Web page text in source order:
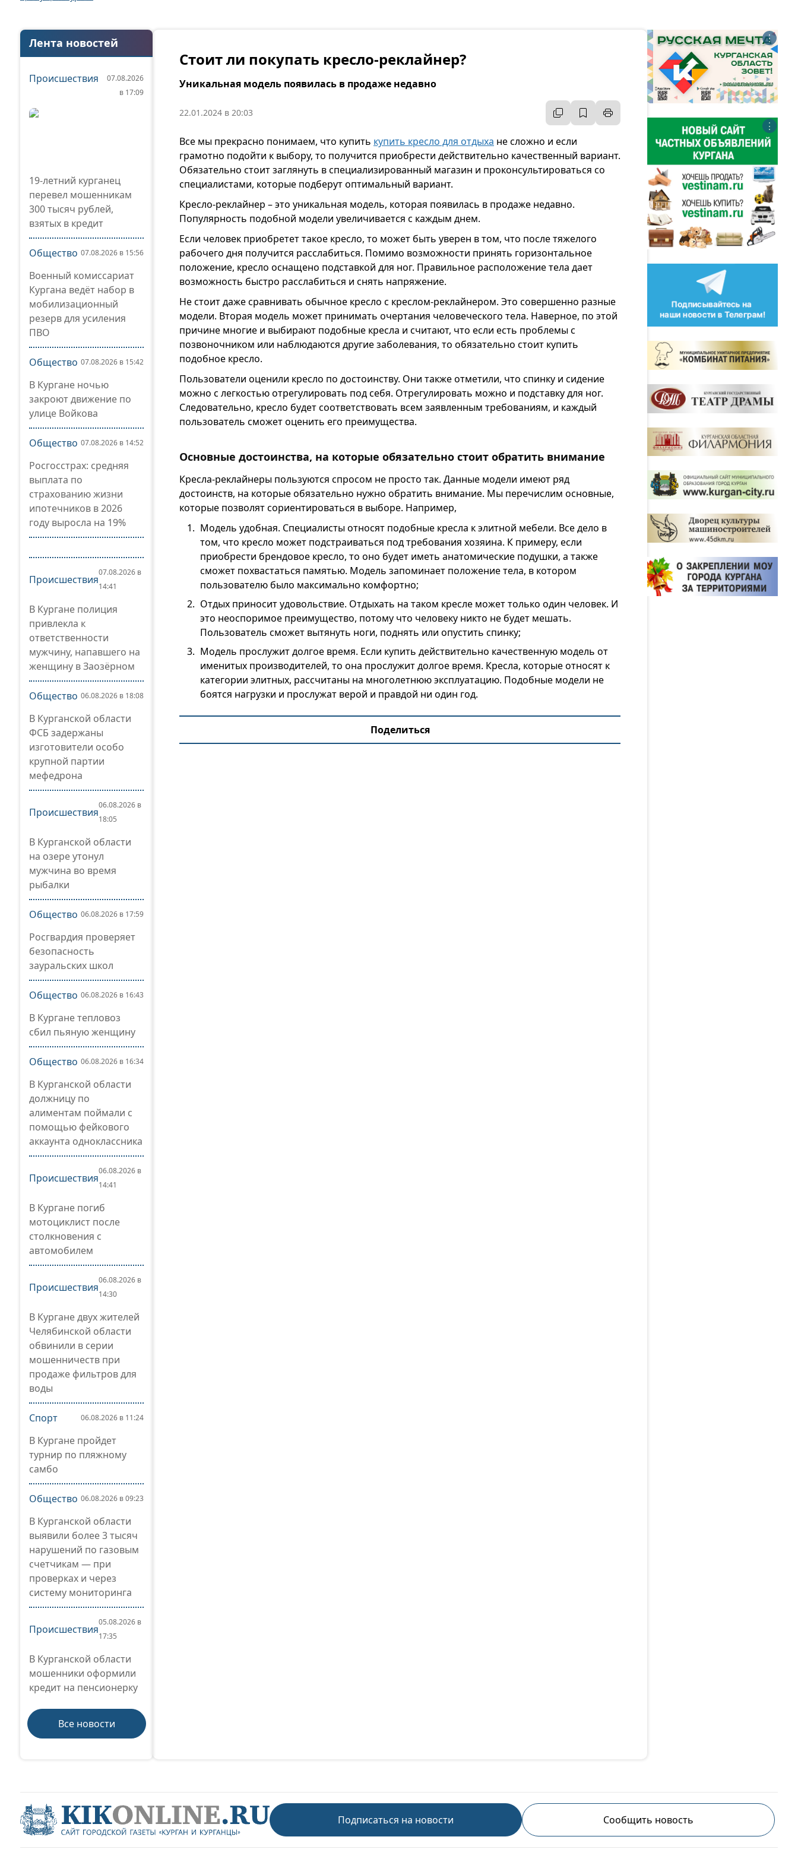
Лента новостей
Происшествия
07.08.2026
в 17:09
19-летний курганец
перевел мошенникам
300 тысяч рублей,
взятых в кредит
Общество 07.08.2026 в 15:56
Военный комиссариат
Кургана ведёт набор в
мобилизационный
резерв для усиления
ПВО
Общество 07.08.2026 в 15:42
В Кургане ночью
закроют движение по
улице Войкова
Общество 07.08.2026 в 14:52
Росгосстрах: средняя
выплата по
страхованию жизни
ипотечников в 2026
году выросла на 19%
Происшествия
07.08.2026 в
14:41
В Кургане полиция
привлекла к
ответственности
мужчину, напавшего на
женщину в Заозёрном
Общество 06.08.2026 в 18:08
В Курганской области
ФСБ задержаны
изготовители особо
крупной партии
мефедрона
Происшествия
06.08.2026 в
18:05
В Курганской области
на озере утонул
мужчина во время
рыбалки
Общество 06.08.2026 в 17:59
Росгвардия проверяет
безопасность
зауральских школ
Общество 06.08.2026 в 16:43
В Кургане тепловоз
сбил пьяную женщину
Общество 06.08.2026 в 16:34
В Курганской области
должницу по
алиментам поймали с
помощью фейкового
аккаунта одноклассника
Происшествия
06.08.2026 в
14:41
В Кургане погиб
мотоциклист после
столкновения с
автомобилем
Происшествия
06.08.2026 в
14:30
В Кургане двух жителей
Челябинской области
обвинили в серии
мошенничеств при
продаже фильтров для
воды
Спорт 06.08.2026 в 11:24
В Кургане пройдет
турнир по пляжному
самбо
Общество 06.08.2026 в 09:23
В Курганской области
выявили более 3 тысяч
нарушений по газовым
счетчикам — при
проверках и через
систему мониторинга
Происшествия
05.08.2026 в
17:35
В Курганской области
мошенники оформили
кредит на пенсионерку
Все новости
Стоит ли покупать кресло-реклайнер?
Уникальная модель появилась в продаже недавно
22.01.2024 в 20:03
Все мы прекрасно понимаем, что купить купить кресло для отдыха не сложно и если
грамотно подойти к выбору, то получится приобрести действительно качественный вариант.
Обязательно стоит заглянуть в специализированный магазин и проконсультироваться со
специалистами, которые подберут оптимальный вариант.
Кресло-реклайнер – это уникальная модель, которая появилась в продаже недавно.
Популярность подобной модели увеличивается с каждым днем.
Если человек приобретет такое кресло, то может быть уверен в том, что после тяжелого
рабочего дня получится расслабиться. Помимо возможности принять горизонтальное
положение, кресло оснащено подставкой для ног. Правильное расположение тела дает
возможность быстро расслабиться и снять напряжение.
Не стоит даже сравнивать обычное кресло с креслом-реклайнером. Это совершенно разные
модели. Вторая модель может принимать очертания человеческого тела. Наверное, по этой
причине многие и выбирают подобные кресла и считают, что если есть проблемы с
позвоночником или наблюдаются другие заболевания, то обязательно стоит купить
подобное кресло.
Пользователи оценили кресло по достоинству. Они также отметили, что спинку и сидение
можно с легкостью отрегулировать под себя. Отрегулировать можно и подставку для ног.
Следовательно, кресло будет соответствовать всем заявленным требованиям, и каждый
пользователь сможет оценить его преимущества.
Основные достоинства, на которые обязательно стоит обратить внимание
Кресла-реклайнеры пользуются спросом не просто так. Данные модели имеют ряд
достоинств, на которые обязательно нужно обратить внимание. Мы перечислим основные,
которые позволят сориентироваться в выборе. Например,
Модель удобная. Специалисты относят подобные кресла к элитной мебели. Все дело в
том, что кресло может подстраиваться под требования хозяина. К примеру, если
приобрести брендовое кресло, то оно будет иметь анатомические подушки, а также
сможет похвастаться памятью. Модель запоминает положение тела, в котором
пользователю было максимально комфортно;
Отдых приносит удовольствие. Отдыхать на таком кресле может только один человек. И
это неоспоримое преимущество, потому что человеку никто не будет мешать.
Пользователь сможет вытянуть ноги, поднять или опустить спинку;
Модель прослужит долгое время. Если купить действительно качественную модель от
именитых производителей, то она прослужит долгое время. Кресла, которые относят к
категории элитных, рассчитаны на многолетнюю эксплуатацию. Подобные модели не
боятся нагрузки и прослужат верой и правдой ни один год.
Поделиться
⋮
⋮
Подписаться на новости Сообщить новость